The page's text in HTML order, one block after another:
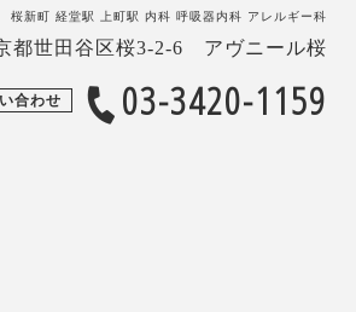
桜新町 経堂駅 上町駅 内科 呼吸器内科 アレルギー科
都世田谷区桜3-2-6 アヴニール桜
合わせ 03-3420-1159